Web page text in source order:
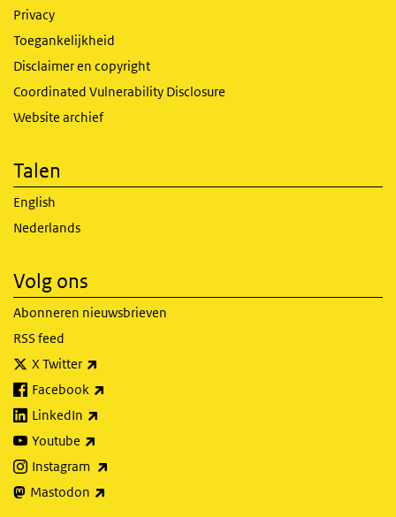
Privacy
Toegankelijkheid
Disclaimer en copyright
Coordinated Vulnerability Disclosure
Website archief
Talen
English
Nederlands
Volg ons
Abonneren nieuwsbrieven
RSS feed
X Twitter
Facebook
LinkedIn
Youtube
Instagram
Mastodon